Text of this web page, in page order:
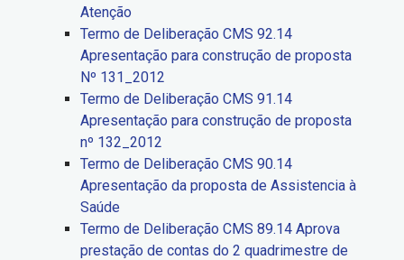
Atenção
Termo de Deliberação CMS 92.14
Apresentação para construção de proposta
Nº 131_2012
Termo de Deliberação CMS 91.14
Apresentação para construção de proposta
nº 132_2012
Termo de Deliberação CMS 90.14
Apresentação da proposta de Assistencia à
Saúde
Termo de Deliberação CMS 89.14 Aprova
prestação de contas do 2 quadrimestre de